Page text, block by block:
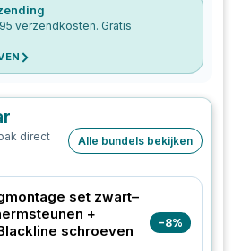
verzendkosten. Gratis
direct
Alle bundels bekijken
set zwart–
+
schroeven
−8%